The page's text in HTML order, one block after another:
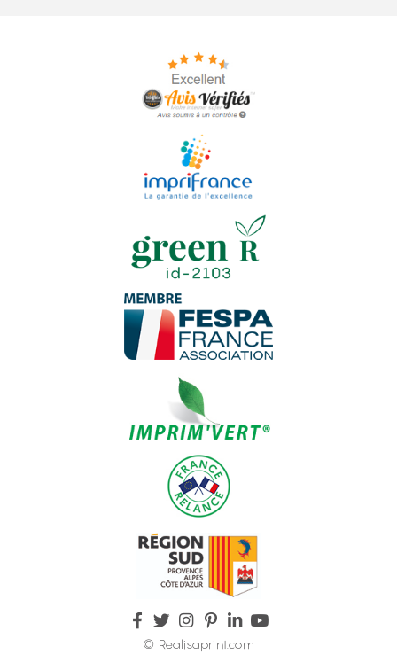
© Realisaprint.com